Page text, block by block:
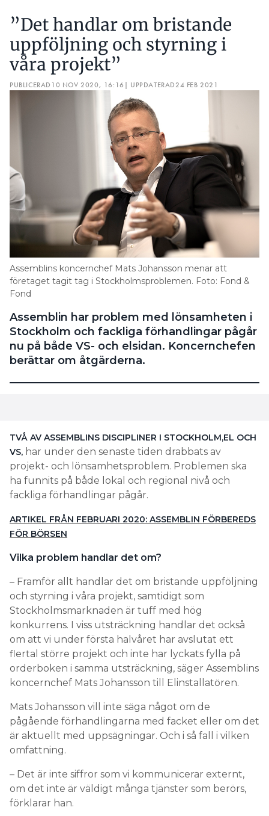
”Det handlar om bristande
uppföljning och styrning i
våra projekt”
PUBLICERAD 10 NOV 2020, 16:16 | UPPDATERAD24 FEB 2021
Assemblins koncernchef Mats Johansson menar att
företaget tagit tag i Stockholmsproblemen. Foto: Fond &
Fond
Assemblin har problem med lönsamheten i
Stockholm och fackliga förhandlingar pågår
nu på både VS- och elsidan. Koncernchefen
berättar om åtgärderna.
TVÅ AV ASSEMBLINS DISCIPLINER I STOCKHOLM,EL OCH
VS, har under den senaste tiden drabbats av
projekt- och lönsamhetsproblem. Problemen ska
ha funnits på både lokal och regional nivå och
fackliga förhandlingar pågår.
ARTIKEL FRÅN FEBRUARI 2020: ASSEMBLIN FÖRBEREDS
FÖR BÖRSEN
Vilka problem handlar det om?
– Framför allt handlar det om bristande uppföljning
och styrning i våra projekt, samtidigt som
Stockholmsmarknaden är tuff med hög
konkurrens. I viss utsträckning handlar det också
om att vi under första halvåret har avslutat ett
flertal större projekt och inte har lyckats fylla på
orderboken i samma utsträckning, säger Assemblins
koncernchef Mats Johansson till Elinstallatören.
Mats Johansson vill inte säga något om de
pågående förhandlingarna med facket eller om det
är aktuellt med uppsägningar. Och i så fall i vilken
omfattning.
– Det är inte siffror som vi kommunicerar externt,
om det inte är väldigt många tjänster som berörs,
förklarar han.